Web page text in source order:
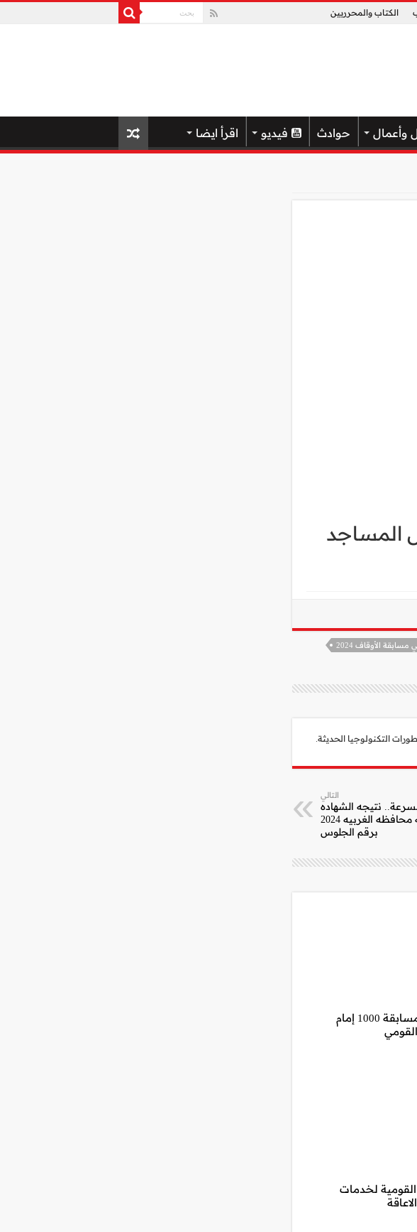
الكتاب والمحرريين
وأعمال حوادث فيديو اقرأ ايضا
مسابقة عمال المساجد
الأوقاف 2024
التالي
نتيجه الشهاده
الاعداديه محافظه الغربيه 2024
برقم الجلوس
ظهرت.. نتيجة مسابقة 1000 إمام
لخدمات